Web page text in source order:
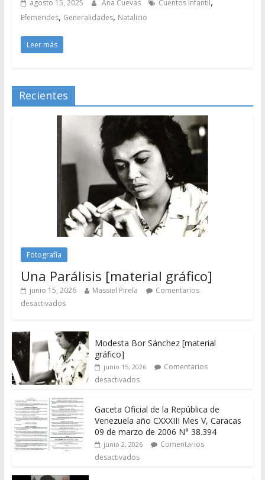
agosto 15, 2025 Ana Cuevas Cuentos Infantil
Efemerides, Generalidades, Natalicio
Leer más
Recientes
Fotografía
Una Parálisis [material gráfico]
junio 15, 2026 Massiel Pirela
Comentarios
desactivados
Modesta Bor Sánchez [material
gráfico]
junio 15, 2026
Comentarios
desactivados
Gaceta Oficial de la República de
Venezuela año CXXXIII Mes V, Caracas
09 de marzo de 2006 N° 38.394
junio 2, 2026
Comentarios
desactivados